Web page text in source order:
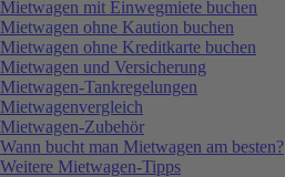
Mietwagen mit Einwegmiete buchen
Mietwagen ohne Kaution buchen
Mietwagen ohne Kreditkarte buchen
Mietwagen und Versicherung
Mietwagen-Tankregelungen
Mietwagenvergleich
Mietwagen-Zubehör
Wann bucht man Mietwagen am besten?
Weitere Mietwagen-Tipps